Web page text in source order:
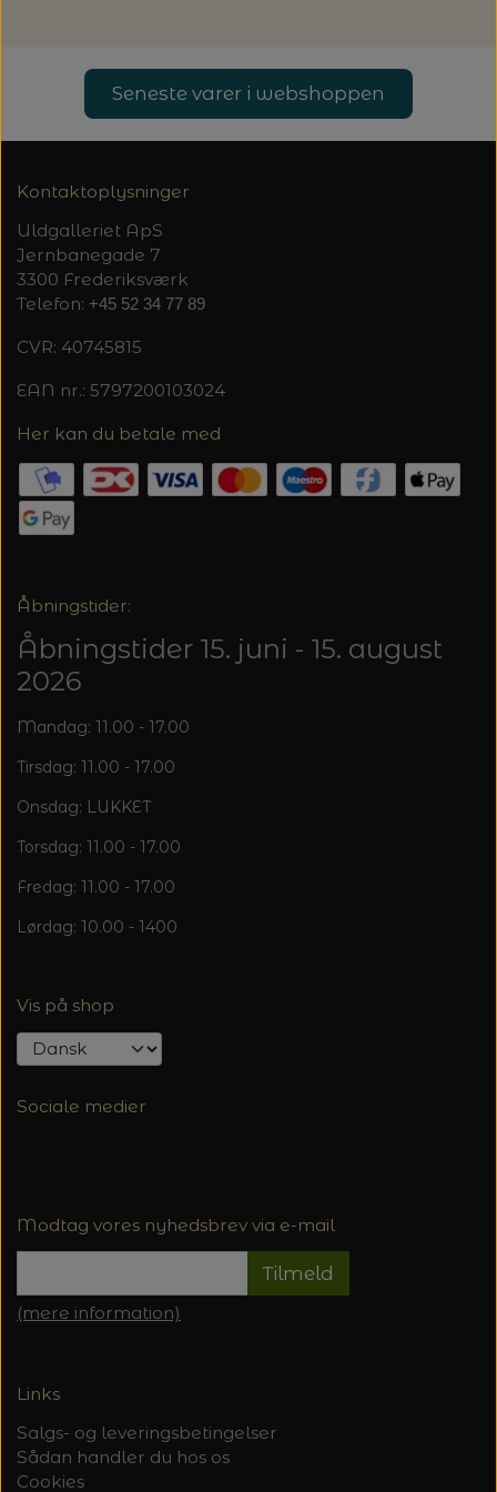
Seneste varer i webshoppen
Kontaktoplysninger
Uldgalleriet ApS
Jernbanegade 7
3300 Frederiksværk
Telefon: +45 52 34 77 89
CVR: 40745815
EAN nr.: 5797200103024
Her kan du betale med
Åbningstider:
Åbningstider 15. juni - 15. august
2026
Mandag: 11.00 - 17.00
Tirsdag: 11.00 - 17.00
Onsdag: LUKKET
Torsdag: 11.00 - 17.00
Fredag: 11.00 - 17.00
Lørdag: 10.00 - 1400
Vis på shop
Sociale medier
Modtag vores nyhedsbrev via e-mail
Tilmeld
(mere information)
Links
Salgs- og leveringsbetingelser
Sådan handler du hos os
Cookies